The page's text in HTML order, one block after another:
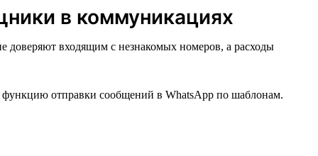
в коммуникациях
входящим с незнакомых номеров, а расходы
функцию отправки сообщений в WhatsApp по шаблонам.